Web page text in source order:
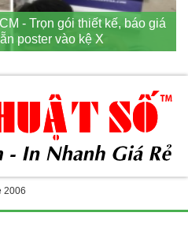
- Trọn gói thiết kế, báo giá
poster vào kệ X
2006